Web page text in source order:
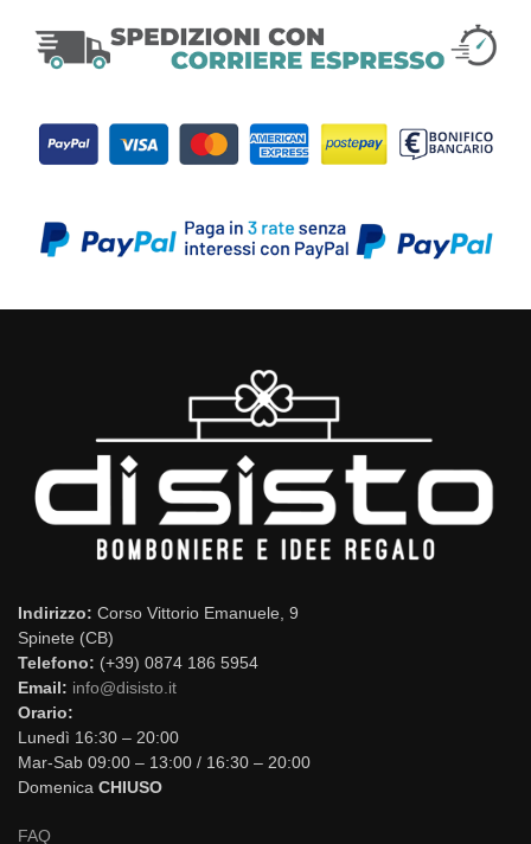
Indirizzo: Corso Vittorio Emanuele, 9
Spinete (CB)
Telefono: (+39) 0874 186 5954
Email: info@disisto.it
Orario:
Lunedì 16:30 – 20:00
Mar-Sab 09:00 – 13:00 / 16:30 – 20:00
Domenica CHIUSO
FAQ